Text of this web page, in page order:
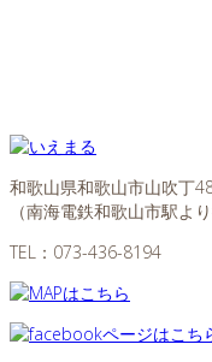
和歌山県和歌山市山吹丁
（南海電鉄和歌山市駅よ
TEL： 073-436-8194